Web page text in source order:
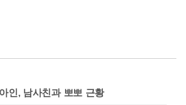
인, 남사친과 뽀뽀 근황